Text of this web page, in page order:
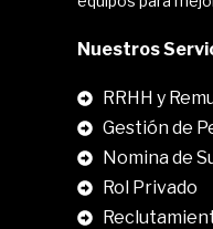
Nuestros
RRHH y
Gestión de
Nomina de
Rol Privado